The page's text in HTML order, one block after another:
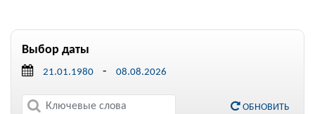
Выбор даты
-
ОБНОВИТЬ